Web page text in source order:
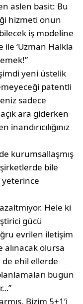
aslen basit: Bu
hizmeti onun
iş modeline
ile ‘Uzman Halkla
yeni üstelik
patentli
sadece
ara giderken
kurumsallaşmış
bile
yeterince
Hele ki
gücü
evrilen iletişim
alınacak olursa
de ehil eller­de
bugün
Bi­zim 5+1’i